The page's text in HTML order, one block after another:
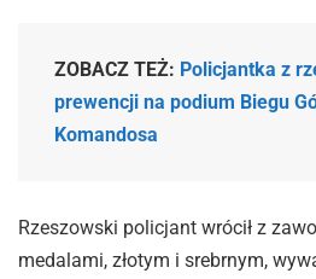
ZOBACZ TEŻ: Policjantka z
prewencji na podium Biegu
Komandosa
Rzeszowski policjant wrócił z
medalami, złotym i srebrnym,